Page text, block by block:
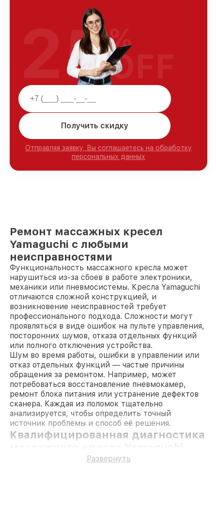
Получить скидку
Отправляя заявку, Вы соглашаетесь на обработку
персональных данных
25%
OFF
Ремонт массажных кресел
Yamaguchi с любыми
неисправностями
Функциональность массажного кресла может
нарушиться из-за сбоев в работе электроники,
механики или пневмосистемы. Кресла Yamaguchi
отличаются сложной конструкцией, и
возникновение неисправностей требует
профессионального подхода. Сложности могут
проявляться в виде ошибок на пульте управления,
посторонних шумов, отказа отдельных функций
или полного отключения устройства.
Шум во время работы, ошибки в управлении или
отказ отдельных функций — частые причины
обращения за ремонтом. Например, может
потребоваться восстановление пневмокамер,
ремонт блока питания или устранение дефектов
сканера. Каждая из поломок тщательно
анализируется, чтобы определить точный
источник проблемы и способ её решения.
Квалифицированная диагностика
массажного кресла Yamaguchi
Любая неисправность начинается с
Развернуть